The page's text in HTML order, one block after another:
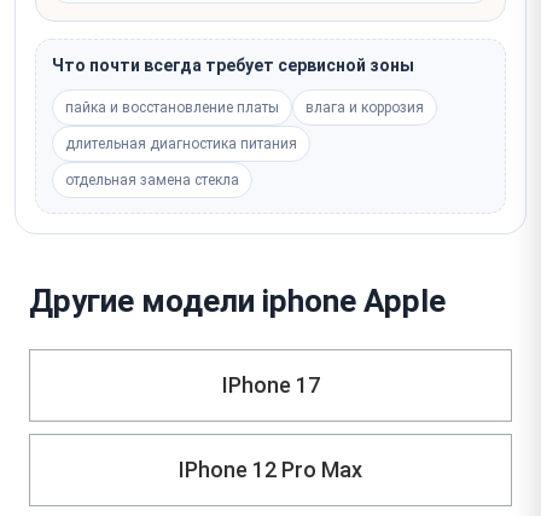
Что почти всегда требует сервисной зоны
пайка и восстановление платы влага и коррозия
длительная диагностика питания
отдельная замена стекла
Другие модели iphone Apple
IPhone 17
IPhone 12 Pro Max